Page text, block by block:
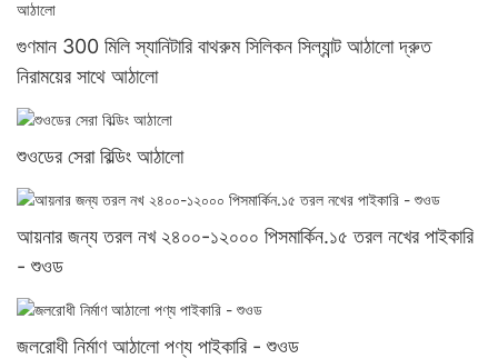
গুণমান 300 মিলি স্যানিটারি বাথরুম সিলিকন সিল্যান্ট আঠালো দ্রুত
নিরাময়ের সাথে আঠালো
শুওডের সেরা বিল্ডিং আঠালো
আয়নার জন্য তরল নখ ২৪০০-১২০০০ পিসমার্কিন.১৫ তরল নখের পাইকারি
- শুওড
জলরোধী নির্মাণ আঠালো পণ্য পাইকারি - শুওড